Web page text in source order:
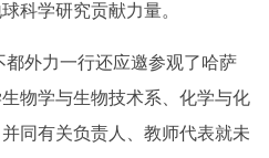
科学研究贡献力量。
外力一行还应邀参观了哈萨
物学与生物技术系、化学与化
同有关负责人、教师代表就未